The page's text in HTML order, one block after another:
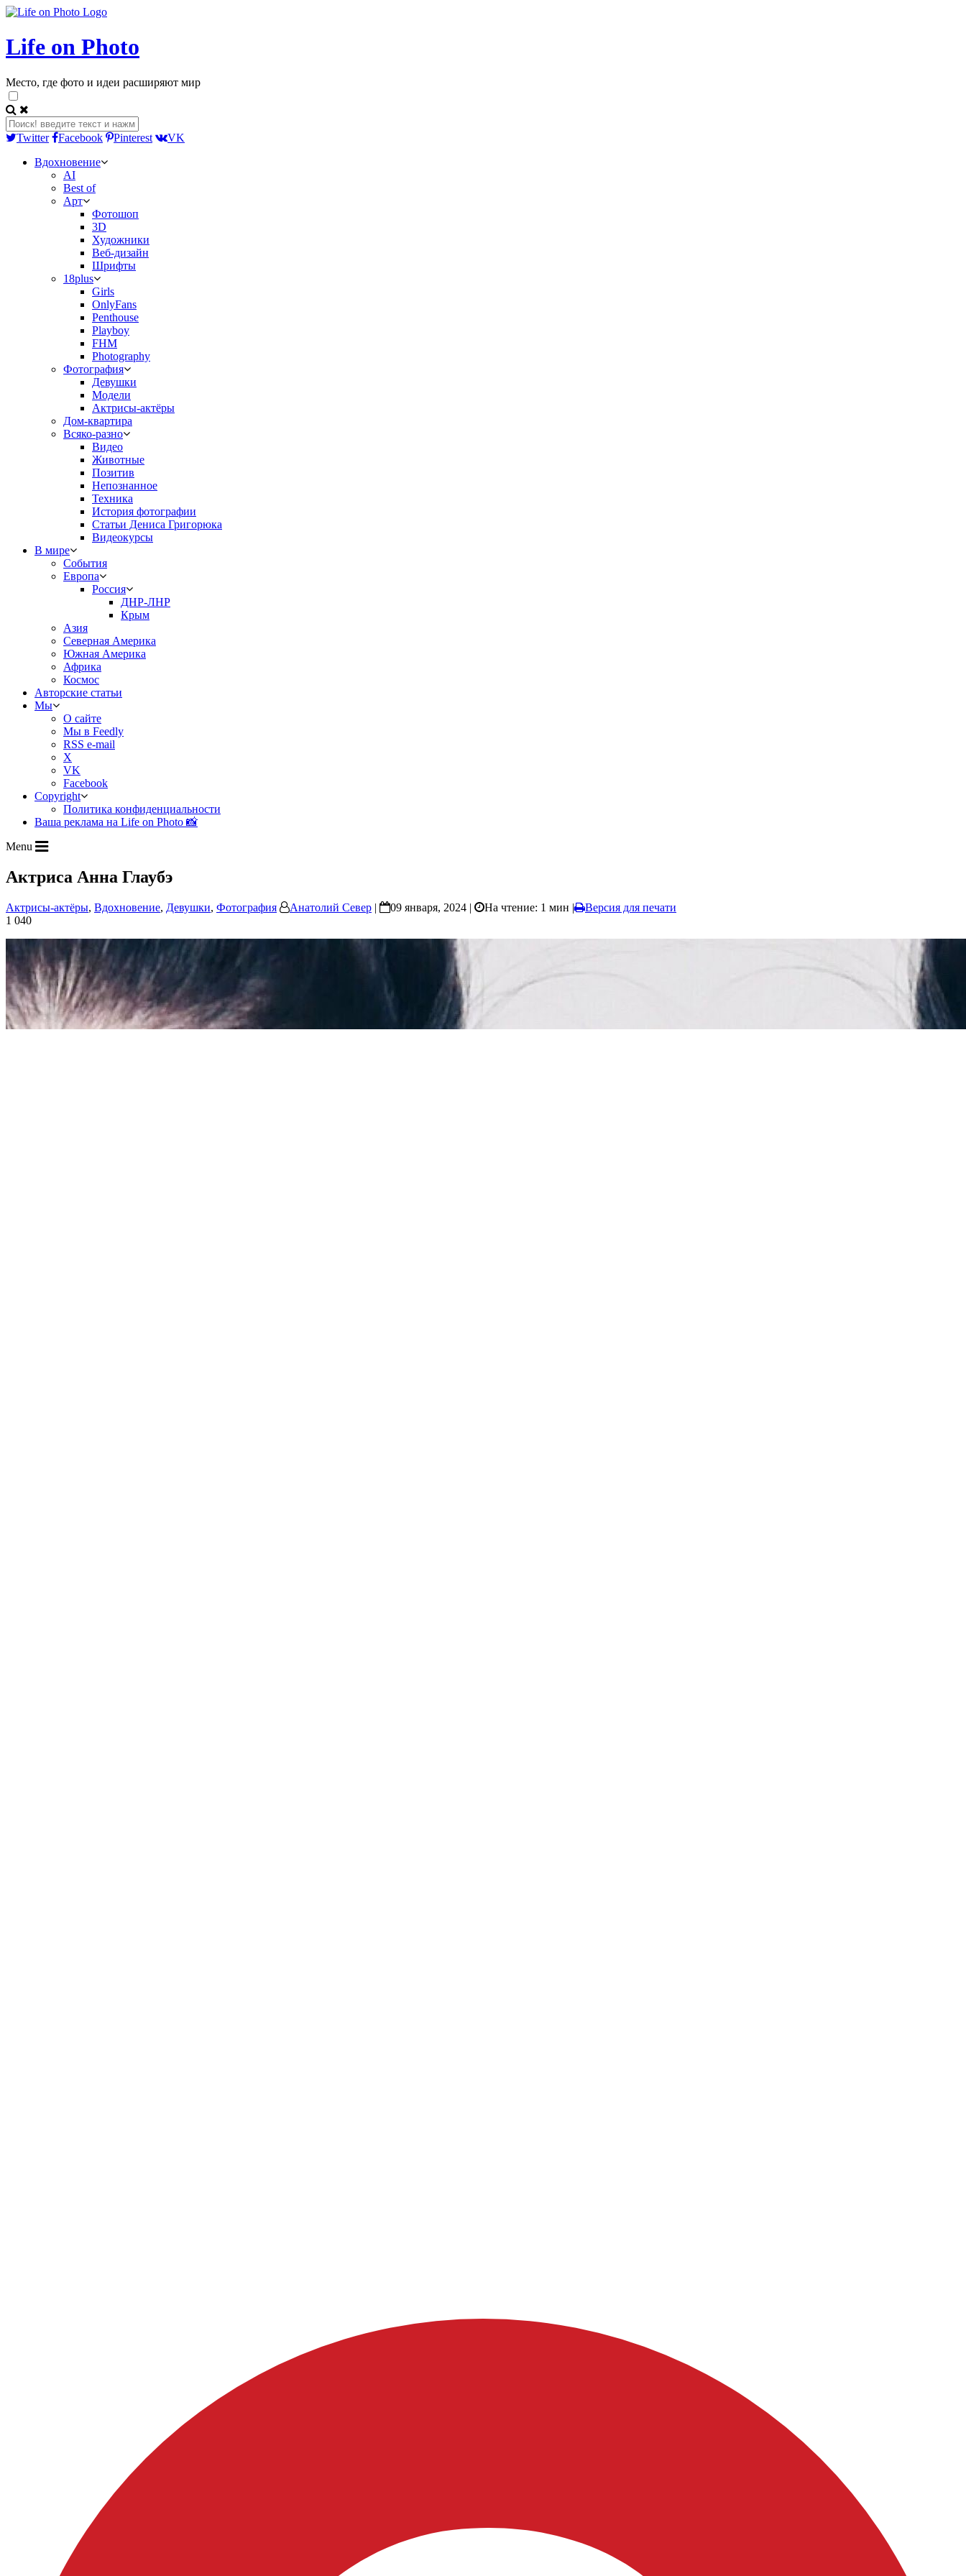
Life on Photo
Место, где фото и идеи расширяют мир
Twitter Facebook Pinterest
VK
Вдохновение
AI
Best of
Арт
Фотошоп
3D
Художники
Веб-дизайн
Шрифты
18plus
Girls
OnlyFans
Penthouse
Playboy
FHM
Photography
Фотография
Девушки
Модели
Актрисы-актёры
Дом-квартира
Всяко-разно
Видео
Животные
Позитив
Непознанное
Техника
История фотографии
Статьи Дениса Григорюка
Видеокурсы
В мире
События
Европа
Россия
ДНР-ЛНР
Крым
Азия
Северная Америка
Южная Америка
Африка
Космос
Авторские статьи
Мы
О сайте
Мы в Feedly
RSS e-mail
X
VK
Facebook
Copyright
Политика конфиденциальности
Ваша реклама на Life on Photo 📸
Menu
Актриса Анна Глаубэ
Актрисы-актёры, Вдохновение, Девушки, Фотография Анатолий Север | 09 января, 2024 | На чтение: 1 мин |
Версия для печати
1 040